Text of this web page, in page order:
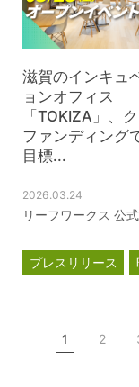
滋賀のインキュ
ョンオフィス
「TOKIZA」、
ファンディング
目標...
2026.03.24
リーフワークス 公式
プレスリリース
クラウドファンデ
1
2